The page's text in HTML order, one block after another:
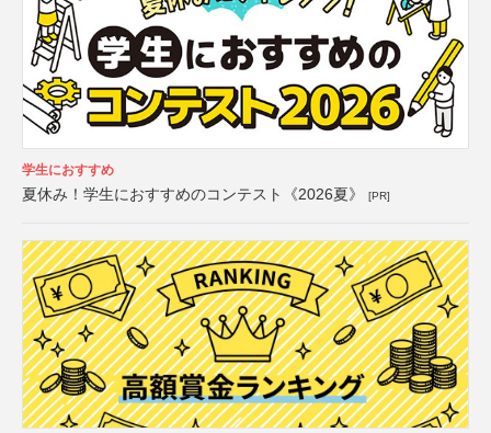
学生におすすめ
夏休み！学生におすすめのコンテスト《2026夏》 [PR]